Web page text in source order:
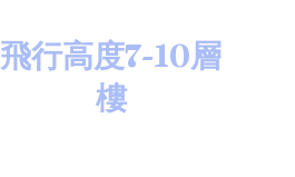
​飛行高度7-10層
樓